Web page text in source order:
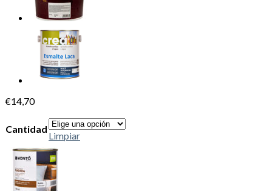
€14,70
Cantidad
Limpiar